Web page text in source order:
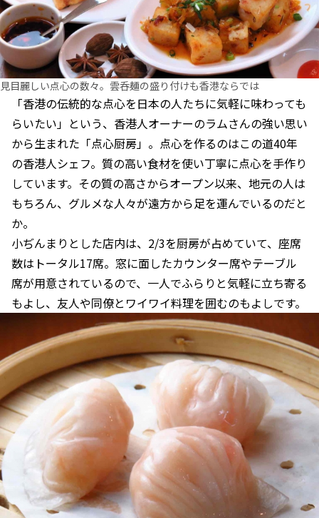
見目麗しい点心の数々。雲呑麺の盛り付けも香港ならでは
「香港の伝統的な点心を日本の人たちに気軽に味わっても
らいたい」という、香港人オーナーのラムさんの強い思い
から生まれた「点心厨房」。点心を作るのはこの道40年
の香港人シェフ。質の高い食材を使い丁寧に点心を手作り
しています。その質の高さからオープン以来、地元の人は
もちろん、グルメな人々が遠方から足を運んでいるのだと
か。
小ぢんまりとした店内は、2/3を厨房が占めていて、座席
数はトータル17席。窓に面したカウンター席やテーブル
席が用意されているので、一人でふらりと気軽に立ち寄る
もよし、友人や同僚とワイワイ料理を囲むのもよしです。